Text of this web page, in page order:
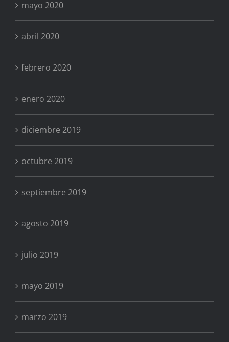
mayo 2020
abril 2020
febrero 2020
enero 2020
diciembre 2019
octubre 2019
septiembre 2019
agosto 2019
julio 2019
mayo 2019
marzo 2019